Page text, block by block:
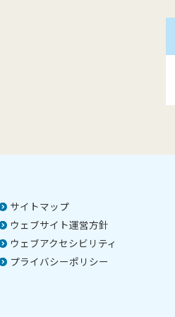
サイトマップ
ウェブサイト運営方針
ウェブアクセシビリティ
プライバシーポリシー